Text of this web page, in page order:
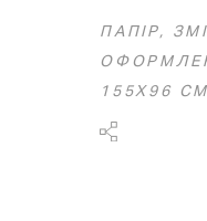
ПАПІР,
155Х96